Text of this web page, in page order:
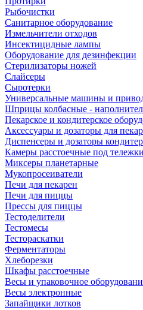
Рыбочистки
Санитарное оборудование
Измельчители отходов
Инсектицидные лампы
Оборудование для дезинфекции
Стерилизаторы ножей
Слайсеры
Сыротерки
Универсальные машины и
Шприцы колбасные -
Пекарское и кондитерское
Аксессуары и дозаторы для
Диспенсеры и дозаторы
Камеры расстоечные под тележки
Миксеры планетарные
Мукопросеиватели
Печи для пекарен
Печи для пиццы
Прессы для пиццы
Тестоделители
Тестомесы
Тестораскатки
Ферментаторы
Хлеборезки
Шкафы расстоечные
Весы и упаковочное
Весы электронные
Запайщики лотков